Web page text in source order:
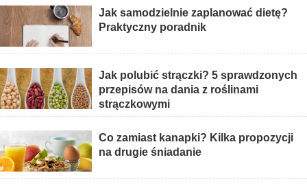
Jak samodzielnie zaplanować dietę?
Praktyczny poradnik
Jak polubić strączki? 5 sprawdzonych
przepisów na dania z roślinami
strączkowymi
Co zamiast kanapki? Kilka propozycji
na drugie śniadanie